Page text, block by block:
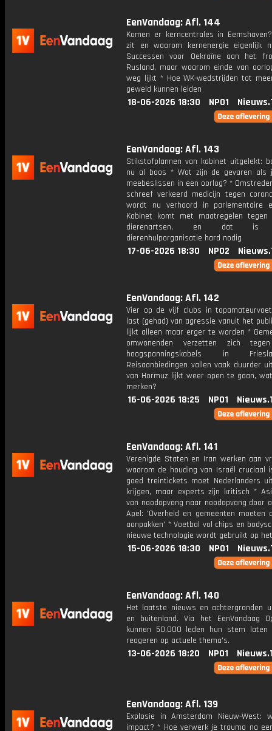
EenVandaag: Afl. 144
Komen er kerncentrales in
zit en waarom kernenergie eigenlijk
Successen voor Oekraïne aan het
Rusland, maar waarom einde van
weg lijkt * Hoe WK-wedstrijden tot
geweld kunnen leiden
18-06-2026 18:30 NPO1
EenVandaag: Afl. 143
Stikstofplannen van kabinet uitgelekt:
nu al boos * Wat zijn de gevaren als
meebeslissen in een oorlog? *
schreef verkeerd medicijn tegen
wordt nu verhoord in parlementaire
Kabinet komt met maatregelen
dierenartsen, en dat is
dierenhulporganisatie hard nodig
17-06-2026 18:30 NPO2
EenVandaag: Afl. 142
Vier op de vijf clubs in
last (gehad) van agressie vanuit het
lijkt alleen maar erger te worden *
omwonenden verzetten zich
hoogspanningskabels in
Reisaanbiedingen vallen vaak duurder
van Hormuz lijkt weer open te gaan,
merken?
16-06-2026 18:25 NPO1
EenVandaag: Afl. 141
Verenigde Staten en Iran werken aan
waarom de houding van Israël cruciaal
goed treintickets moet Nederlanders
krijgen, maar experts zijn kritisch *
van noodopvang naar noodopvang door
Apel: 'Overheid en gemeenten moeten
aanpakken' * Voetbal vol chips en
nieuwe technologie wordt gebruikt op
15-06-2026 18:30 NPO1
EenVandaag: Afl. 140
Het laatste nieuws en achtergronden
en buitenland. Via het EenVandaag
kunnen 50.000 leden hun stem laten
reageren op actuele thema's.
13-06-2026 18:20 NPO1
EenVandaag: Afl. 139
Explosie in Amsterdam Nieuw-West:
impact? * Hoe verwerk je trauma na